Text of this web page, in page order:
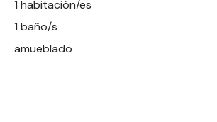
1 habitación/es
1 baño/s
amueblado